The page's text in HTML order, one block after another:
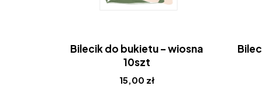
Bilecik do bukietu – wiosna
10szt
15,00 zł